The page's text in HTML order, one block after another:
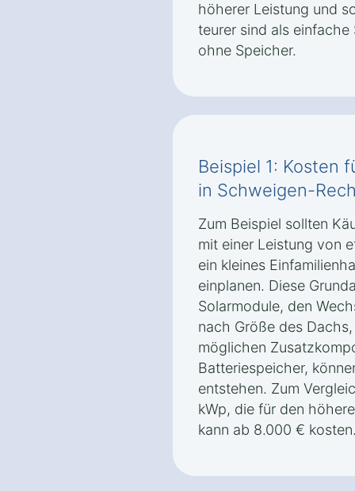
höherer Leistung und
teurer sind als einfache
ohne Speicher.
Beispiel 1: Kosten
in Schweigen-
Zum Beispiel sollten
mit einer Leistung von
ein kleines
einplanen. Diese
Solarmodule, den
nach Größe des
möglichen
Batteriespeicher,
entstehen. Zum
kWp, die für den
kann ab 8.000 €